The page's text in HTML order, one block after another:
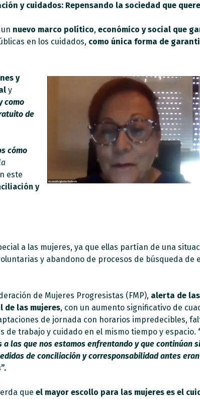
y cuidados: Repensando la sociedad que
nuevo marco político, económico y social que
en los cuidados, como única forma de
y
y
como
de
cómo
este
y
a las mujeres, ya que ellas partían de una
y abandono de procesos de búsqueda de
de Mujeres Progresistas (FMP), alerta de las
de las mujeres, con un aumento significativo de
de jornada con horarios impredecibles,
de trabajo y cuidado en el mismo tiempo y espacio.
las que nos estamos enfrentando y que continúan
de conciliación y corresponsabilidad antes eran
”.
que el mayor escollo para las mujeres es el